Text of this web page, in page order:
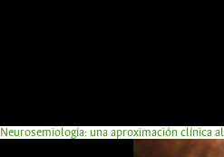
Neurosemiología: una aproximación clínica